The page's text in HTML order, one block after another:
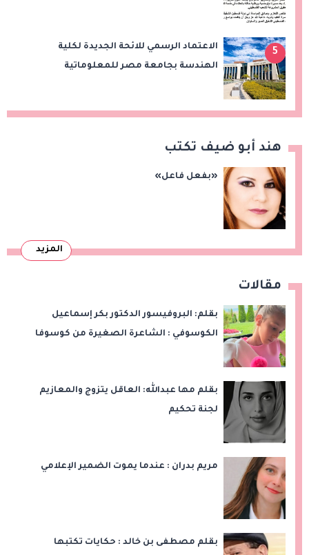
5
الاعتماد الرسمي للائحة الجديدة لكلية
الهندسة بجامعة مصر للمعلوماتية
هند أبو ضيف تكتب
«بفعل فاعل»
المزيد
مقالات
بقلم: البروفيسور الدكتور بكر إسماعيل
الكوسوفي : الشاعرة الصغيرة من كوسوفا
بقلم مها عبدالله: العاقل يتزوج والمعازيم
لجنة تحكيم
مريم بدران : عندما يموت الضمير الإعلامي
بقلم مصطفى بن خالد : حكايات تكتبها